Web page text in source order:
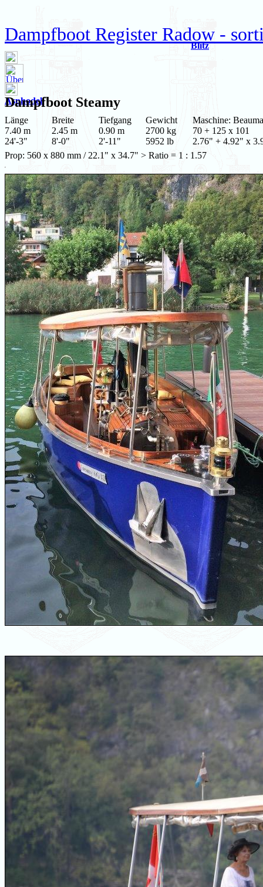
Dampfboot Register Radow -
Blitz
Asphodel
Dampfboot Steamy
Länge
7.40 m
24'-3"
Breite
2.45 m
8'-0"
Tiefgang
0.90 m
2'-11"
Gewicht
2700 kg
5952 lb
Maschine:
70 + 125 x 101
2.76" + 4.92" x
Prop: 560 x 880 mm / 22.1" x 34.7" > Ratio = 1 : 1.57